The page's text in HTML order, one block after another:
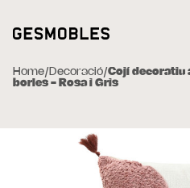
Home/ Decoració/Cojí decoratiu
borles - Rosa i Gris